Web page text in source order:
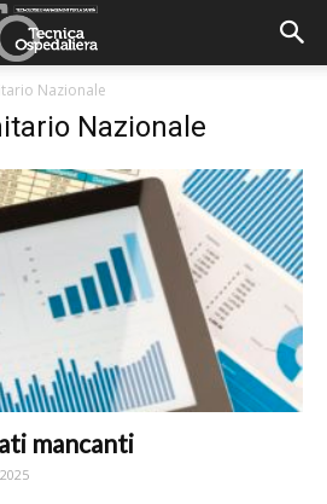
Nazionale
Nazionale
mancanti